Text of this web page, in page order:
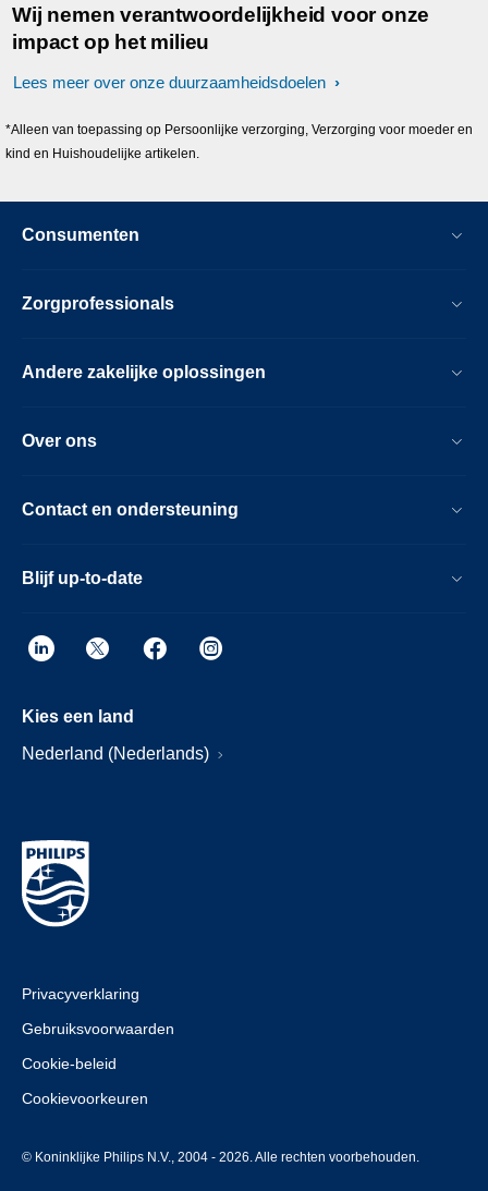
Wij nemen verantwoordelijkheid voor onze
impact op het milieu
Lees meer over onze duurzaamheidsdoelen
*Alleen van toepassing op Persoonlijke verzorging, Verzorging voor moeder en
kind en Huishoudelijke artikelen.
Consumenten
Zorgprofessionals
Andere zakelijke oplossingen
Over ons
Contact en ondersteuning
Blijf up-to-date
Kies een land
Nederland (Nederlands)
Privacyverklaring
Gebruiksvoorwaarden
Cookie-beleid
Cookievoorkeuren
© Koninklijke Philips N.V., 2004 - 2026. Alle rechten voorbehouden.